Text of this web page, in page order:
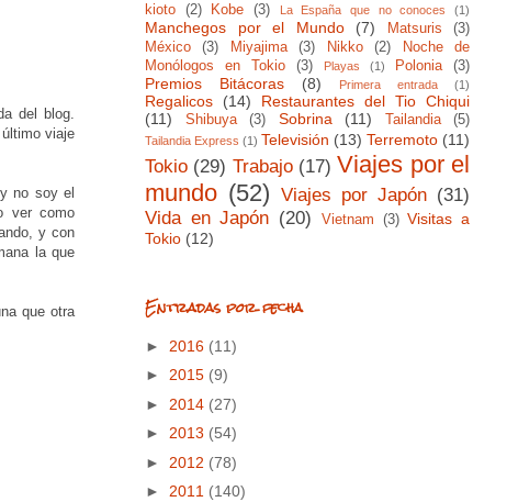
del blog.
viaje
no soy el
ver como
y con
la que
que otra
kioto (2) Kobe (3) La España que no conoces (1)
Manchegos por el Mundo (7) Matsuris
(3)
México
(3) Miyajima (3) Nikko (2)
Noche de
Monólogos en Tokio
(3) Playas (1) Polonia (3)
Premios Bitácoras (8) Primera entrada (1)
Regalicos (14)
Restaurantes del Tio Chiqui
(11)
Shibuya (3) Sobrina (11) Tailandia (5)
Tailandia Express (1) Televisión (13) Terremoto (11)
Tokio (29) Trabajo (17) Viajes por el
mundo (52) Viajes por Japón (31)
Vida en Japón (20) Vietnam (3) Visitas a
Tokio (12)
Entradas por fecha
► 2016 (11)
► 2015 (9)
► 2014 (27)
► 2013 (54)
► 2012 (78)
► 2011 (140)